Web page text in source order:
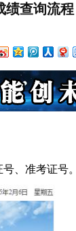
绩查询流程
号、准考证号